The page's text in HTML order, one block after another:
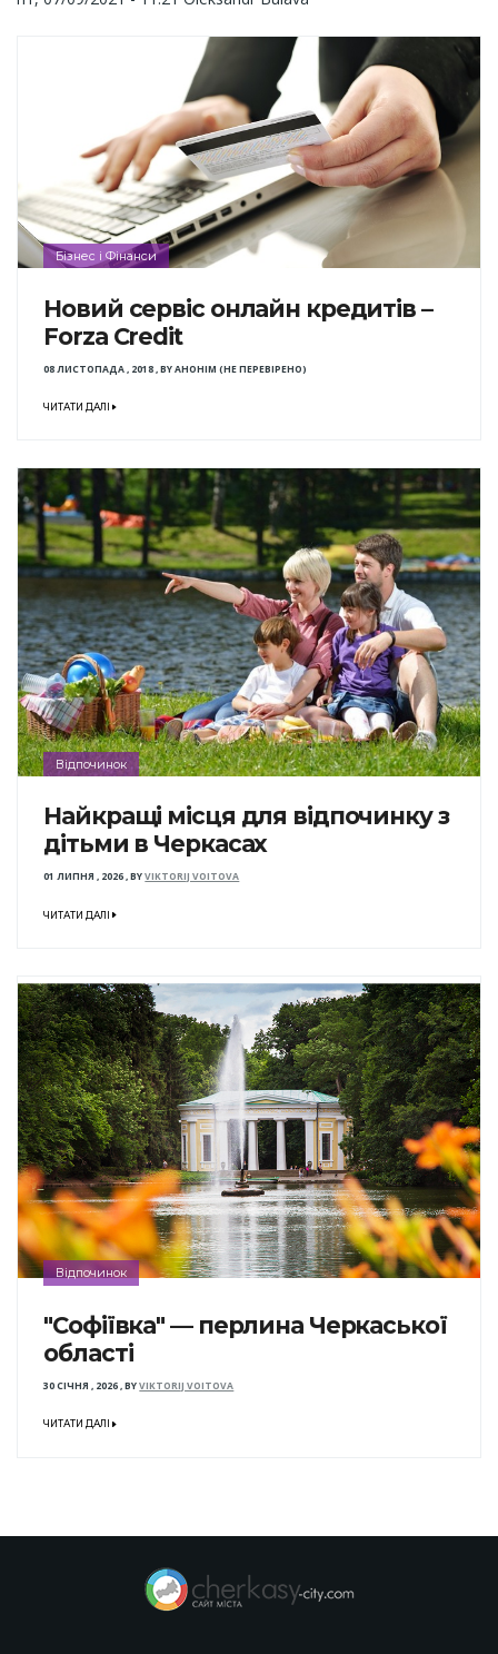
Бізнес і Фінанси
Новий сервіс онлайн кредитів –
Forza Credit
08 ЛИСТОПАДА , 2018,BYАНОНІМ (НЕ ПЕРЕВІРЕНО)
ЧИТАТИ ДАЛІ
Відпочинок
Найкращі місця для відпочинку з
дітьми в Черкасах
01 ЛИПНЯ , 2026,BYVIKTORIJ VOITOVA
ЧИТАТИ ДАЛІ
Відпочинок
"Софіївка" — перлина Черкаської
області
30 СІЧНЯ , 2026,BYVIKTORIJ VOITOVA
ЧИТАТИ ДАЛІ